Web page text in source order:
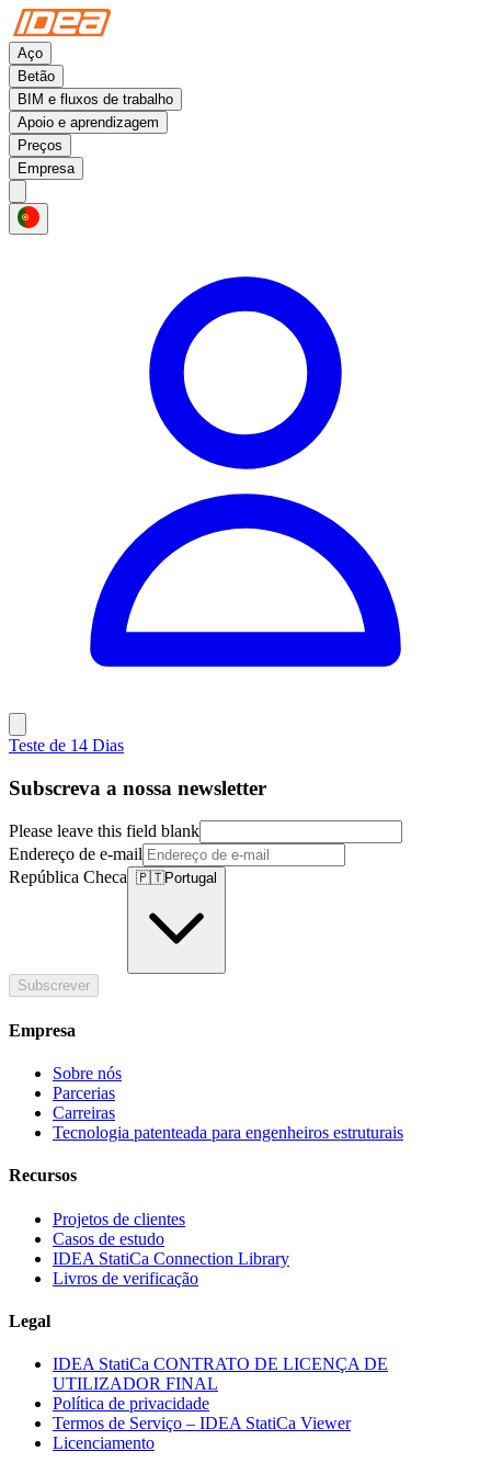
Aço
Betão
BIM e fluxos de trabalho
Apoio e aprendizagem
Preços
Empresa
Teste de 14 Dias
Subscreva a nossa newsletter
Please leave this field blank
Endereço de e-mail
República Checa 🇵🇹Portugal
Subscrever
Empresa
Sobre nós
Parcerias
Carreiras
Tecnologia patenteada para engenheiros estruturais
Recursos
Projetos de clientes
Casos de estudo
IDEA StatiCa Connection Library
Livros de verificação
Legal
IDEA StatiCa CONTRATO DE LICENÇA DE
UTILIZADOR FINAL
Política de privacidade
Termos de Serviço – IDEA StatiCa Viewer
Licenciamento